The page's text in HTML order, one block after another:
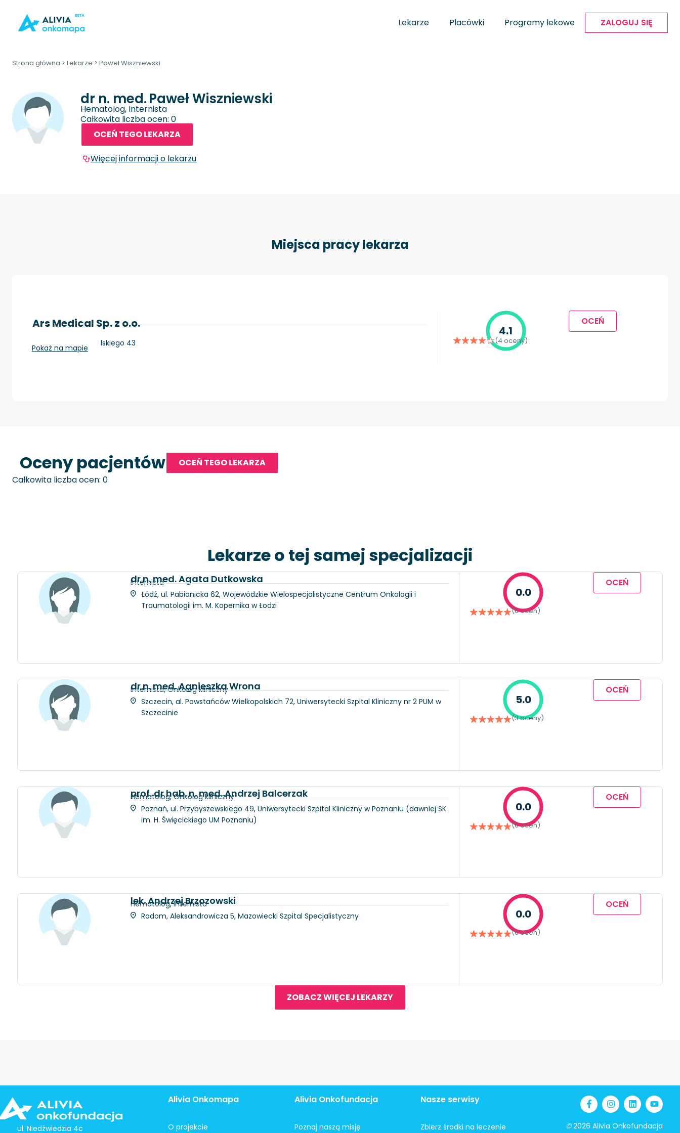
Lekarze Placówki Programy lekowe ZALOGUJ SIĘ
Strona główna > Lekarze > Paweł Wiszniewski
dr n. med.Paweł Wiszniewski
Hematolog, Internista
Całkowita liczba ocen: 0
OCEŃ TEGO LEKARZA
Więcej informacji o lekarzu
Miejsca pracy lekarza
Ars Medical Sp. z o.o.
Piła, Al. Wojska Polskiego 43
Pokaż na mapie
4.1
(4 oceny)
OCEŃ
Oceny pacjentów
OCEŃ TEGO LEKARZA
Całkowita liczba ocen: 0
Lekarze o tej samej specjalizacji
dr n. med. Agata Dutkowska
Internista
Łódź, ul. Pabianicka 62, Wojewódzkie Wielospecjalistyczne Centrum Onkologii i
Traumatologii im. M. Kopernika w Łodzi
0.0
(0 ocen)
OCEŃ
dr n. med. Agnieszka Wrona
Internista, Onkolog kliniczny
Szczecin, al. Powstańców Wielkopolskich 72, Uniwersytecki Szpital Kliniczny nr 2 PUM w
Szczecinie
5.0
(3 oceny)
OCEŃ
prof. dr hab. n. med. Andrzej Balcerzak
Hematolog, Onkolog kliniczny
Poznań, ul. Przybyszewskiego 49, Uniwersytecki Szpital Kliniczny w Poznaniu (dawniej SK
im. H. Święcickiego UM Poznaniu)
0.0
(0 ocen)
OCEŃ
lek. Andrzej Brzozowski
Hematolog, Internista
Radom, Aleksandrowicza 5, Mazowiecki Szpital Specjalistyczny
0.0
(0 ocen)
OCEŃ
ZOBACZ WIĘCEJ LEKARZY
ul. Niedźwiedzia 4c
Alivia Onkomapa
O projekcie
Alivia Onkofundacja
Poznaj naszą misję
Nasze serwisy
Zbierz środki na leczenie ©2026 Alivia Onkofundacja